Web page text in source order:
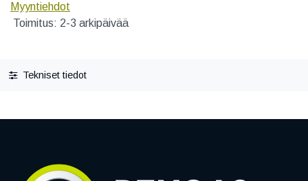
Myyntiehdot
Toimitus: 2-3 arkipäivää
Tekniset tiedot